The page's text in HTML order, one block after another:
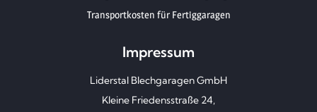
Transportkosten für Fertiggaragen
Impressum
Liderstal Blechgaragen GmbH
Kleine Friedensstraße 24,